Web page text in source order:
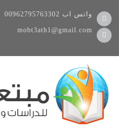
00962795763302 واتس اب
mobt3ath1@gmail.com